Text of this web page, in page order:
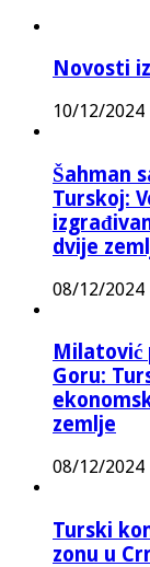
Novosti
10/12/2024
Šahman
Turskoj:
dvije
08/12/2024
Milatović
Goru:
zemlje
08/12/2024
Turski
zonu u